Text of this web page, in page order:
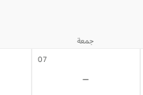
جمعة
07
-